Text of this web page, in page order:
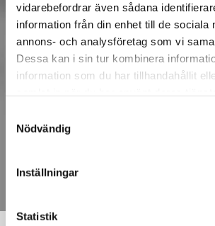
vidarebefordrar även sådana
information från din enhet till de sociala
annons- och analysföretag som vi
Dessa kan i sin tur kombinera
information som du har tillhandahållit
Nödvändig
Inställningar
Statistik